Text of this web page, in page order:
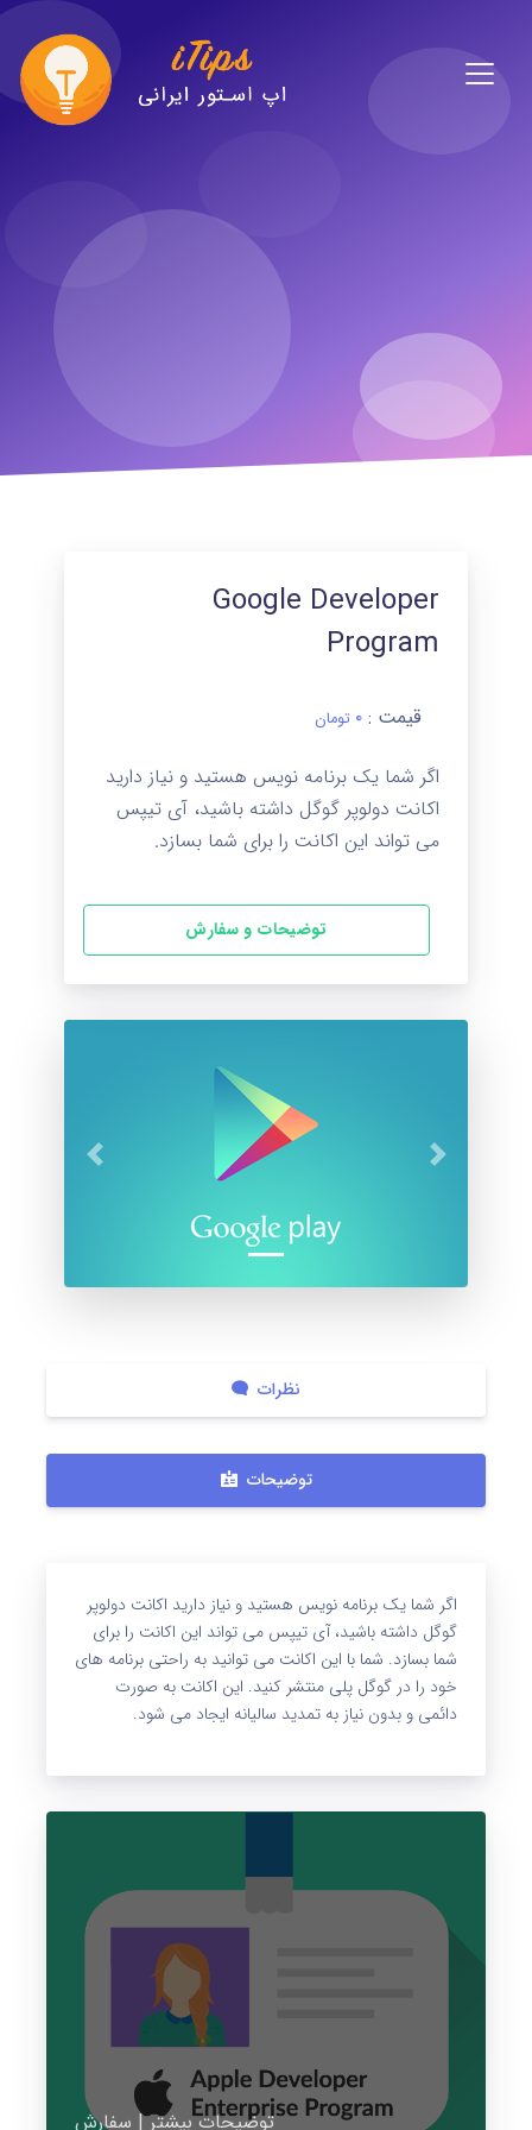
Google Developer
Program
قیمت : ۰ تومان
اگر شما یک برنامه نویس هستید و نیاز دارید
اکانت دولوپر گوگل داشته باشید، آی تیپس
می تواند این اکانت را برای شما بسازد.
توضیحات و سفارش
قبلی بعدی
نظرات
توضیحات
اگر شما یک برنامه نویس هستید و نیاز دارید اکانت دولوپر
گوگل داشته باشید، آی تیپس می تواند این اکانت را برای
شما بسازد. شما با این اکانت می توانید به راحتی برنامه های
خود را در گوگل پلی منتشر کنید. این اکانت به صورت
دائمی و بدون نیاز به تمدید سالیانه ایجاد می شود.
توضیحات بیشتر | سفارش